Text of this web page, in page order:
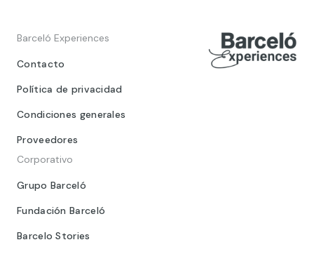
Barceló Experiences
Contacto
Política de privacidad
Condiciones generales
Proveedores
Corporativo
Grupo Barceló
Fundación Barceló
Barcelo Stories